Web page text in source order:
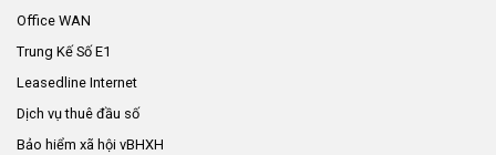
Office WAN
Trung Kế Số E1
Leasedline Internet
Dịch vụ thuê đầu số
Bảo hiểm xã hội vBHXH